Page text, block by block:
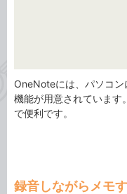
OneNoteには、パソコ
機能が用意されています
で便利です。
録音しながらメモ